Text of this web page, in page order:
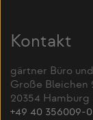
Kontakt
gärtner Büro
Große Bleichen
20354 Hamburg
+49 40 356009-0